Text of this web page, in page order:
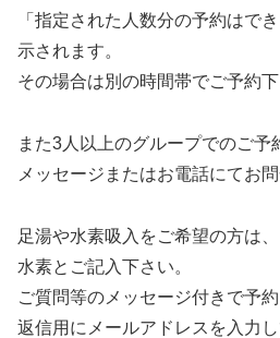
「指定された人数分の予約はで
示されます。
その場合は別の時間帯でご予約下
また3人以上のグループでのご予
メッセージまたはお電話にてお問
足湯や水素吸入をご希望の方は
水素とご記入下さい。
ご質問等のメッセージ付きで予約
返信用にメールアドレスを入力し